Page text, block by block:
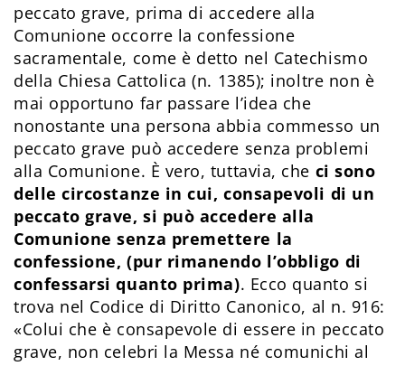
peccato grave, prima di accedere alla
Comunione occorre la confessione
sacramentale, come è detto nel Catechismo
della Chiesa Cattolica (n. 1385); inoltre non è
mai opportuno far passare l’idea che
nonostante una persona abbia commesso un
peccato grave può accedere senza problemi
alla Comunione. È vero, tuttavia, che ci sono
delle circostanze in cui, consapevoli di un
peccato grave, si può accedere alla
Comunione senza premettere la
confessione, (pur rimanendo l’obbligo di
confessarsi quanto prima). Ecco quanto si
trova nel Codice di Diritto Canonico, al n. 916:
«Colui che è consapevole di essere in peccato
grave, non celebri la Messa né comunichi al